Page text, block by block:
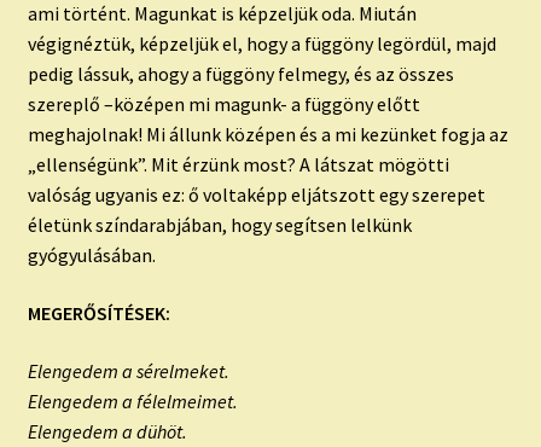
ami történt. Magunkat is képzeljük oda. Miután
végignéztük, képzeljük el, hogy a függöny legördül, majd
pedig lássuk, ahogy a függöny felmegy, és az összes
szereplő –középen mi magunk- a függöny előtt
meghajolnak! Mi állunk középen és a mi kezünket fogja az
„ellenségünk”. Mit érzünk most? A látszat mögötti
valóság ugyanis ez: ő voltaképp eljátszott egy szerepet
életünk színdarabjában, hogy segítsen lelkünk
gyógyulásában.
MEGERŐSÍTÉSEK:
Elengedem a sérelmeket.
Elengedem a félelmeimet.
Elengedem a dühöt.